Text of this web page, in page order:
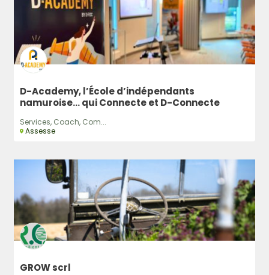
D-Academy, l’École d’indépendants
namuroise… qui Connecte et D-Connecte
Services, Coach, Com...
Assesse
GROW scrl